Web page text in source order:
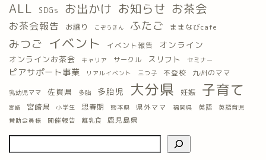
ALL SDGs お出かけ お知らせ お茶会
お茶会報告 お譲り こぞうきん ふたご ままなびcafe
みつご イベント イベント報告 オンライン
オンラインお茶会 キャリア サークル スリフト セミナー
ピアサポート事業 リアルイベント 三つ子 不登校 九州のママ
乳幼児ママ 佐賀県 多胎 多胎児 大分県 妊娠 子育て
宮崎 宮崎県 小学生 思春期 熊本県 県外ママ 福岡県 英語 英語育児
賛助会員様 開催報告 離乳食 鹿児島県